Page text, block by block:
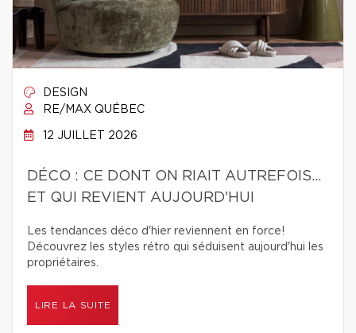
DESIGN
RE/MAX QUÉBEC
12 JUILLET 2026
DÉCO : CE DONT ON RIAIT AUTREFOIS...
ET QUI REVIENT AUJOURD'HUI
Les tendances déco d'hier reviennent en force!
Découvrez les styles rétro qui séduisent aujourd'hui les
propriétaires.
LIRE LA SUITE